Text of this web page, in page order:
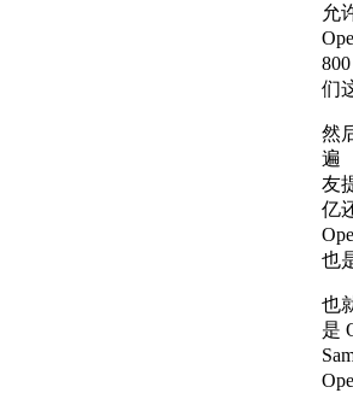
允
们
然
遍
友
亿
也
也
是